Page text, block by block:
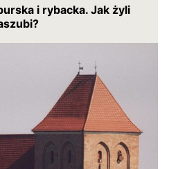
i rybacka. Jak żyli